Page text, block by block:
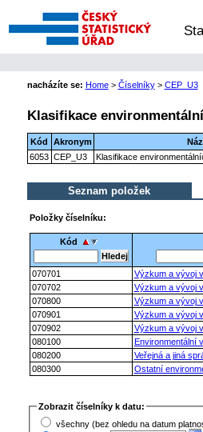
nacházíte se: Home> Číselníky> CEP_U3
Klasifikace
Kód Akronym
6053 CEP_U3 Klasifikace
Seznam položek
Položky číselníku:
Kód
070701 Výzkum a vývoj
070702
Výzkum a vývoj
070800
Výzkum a vývoj
070901
Výzkum a vývoj
070902
Výzkum a vývoj
080100
Environmentální
080200
Veřejná a jiná
080300
Ostatní
Zobrazit číselníky k datu:
všechny (bez ohledu na datum